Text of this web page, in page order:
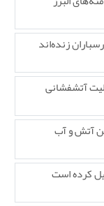
زنده‌اند
آتشفشانی
آتش و آب
کرده است